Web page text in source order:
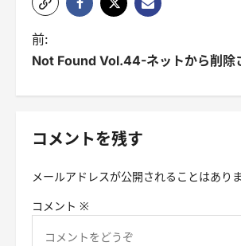
投
稿
ナ
ビ
ー
シ
前:
Not Found Vol.44-ネットから削除
コメントを残す
メールアドレスが公開されることはありま
コメント ※